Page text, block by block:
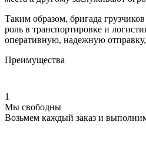
Таким образом, бригада
роль в транспортировке и
оперативную, надежную отправку,
Преимущества
1
Мы свободны
Возьмем каждый заказ и